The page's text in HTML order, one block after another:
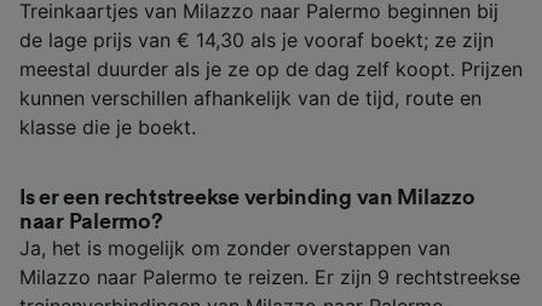
Treinkaartjes van Milazzo naar Palermo beginnen bij
de lage prijs van € 14,30 als je vooraf boekt; ze zijn
meestal duurder als je ze op de dag zelf koopt. Prijzen
kunnen verschillen afhankelijk van de tijd, route en
klasse die je boekt.
Is er een rechtstreekse verbinding van Milazzo
naar Palermo?
Ja, het is mogelijk om zonder overstappen van
Milazzo naar Palermo te reizen. Er zijn 9 rechtstreekse